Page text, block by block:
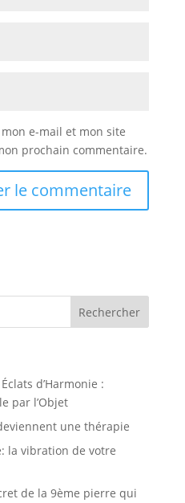
e-mail et mon site
prochain commentaire.
d’Harmonie :
par l’Objet
une thérapie
la vibration de votre
de la 9ème pierre qui